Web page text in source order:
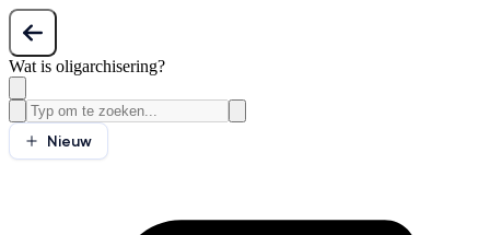
Wat is oligarchisering?
Nieuw